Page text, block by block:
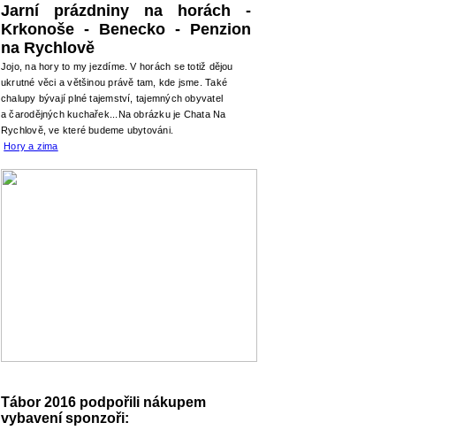
Jarní prázdniny na horách -
Krkonoše - Benecko - Penzion
na Rychlově
Jojo, na hory to my jezdíme. V horách se totiž dějou
ukrutné věci a většinou právě tam, kde jsme. Také
chalupy bývají plné tajemství, tajemných obyvatel
a čarodějných kuchařek...Na obrázku je Chata Na
Rychlově, ve které budeme ubytováni.
Hory a zima
Tábor 2016 podpořili nákupem
vybavení sponzoři: